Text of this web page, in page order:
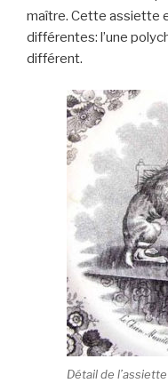
maître. Cette assiette
différentes: l’une
différent.
Détail de